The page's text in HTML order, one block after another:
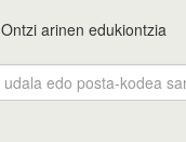
Ontzi arinen edukiontzia